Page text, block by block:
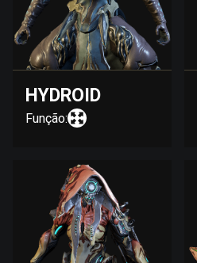
HYDROID
Função: